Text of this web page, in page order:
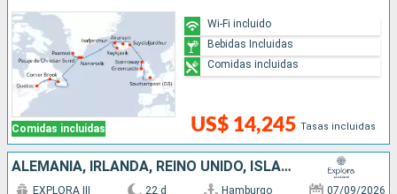
Comidas incluidas US$ 14,245 Tasas incluidas
Wi-Fi incluido
Bebidas Incluidas
Comidas incluidas
ALEMANIA, IRLANDA, REINO UNIDO, ISLANDIA, GROENLANDIA, CANADÁ
EXPLORA III 22 d Hamburgo 07/09/2026